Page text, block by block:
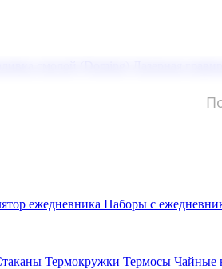
ежедневника Наборы с
Термокружки Термосы Чайные